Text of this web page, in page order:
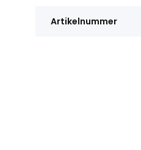
Artikelnummer